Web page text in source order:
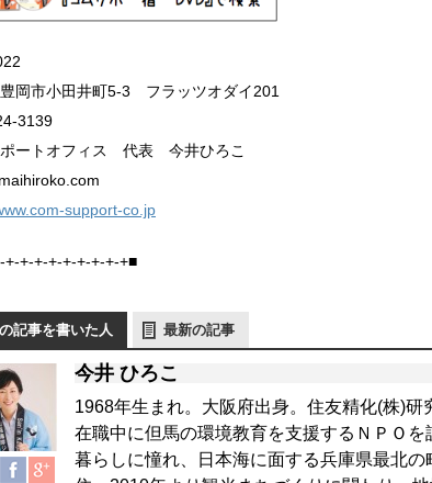
岡市小田井町5-3 フラッツオダイ201
3139
ポートオフィス 代表 今井ひろこ
support-co.jp
+-+-+-+-+-+-+-+-+■
記事を書いた人 最新の記事
今井 ひろこ
1968年生まれ。大阪府出身。住友精化(株)研
在職中に但馬の環境教育を支援するＮＰＯを
暮らしに憧れ、日本海に面する兵庫県最北の